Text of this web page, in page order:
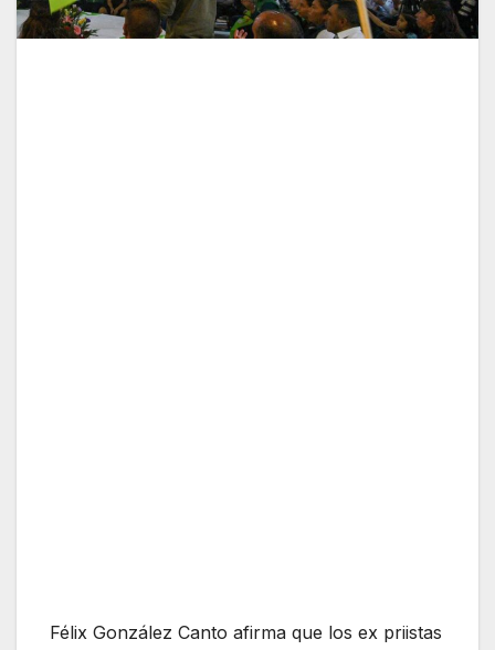
Félix González Canto afirma que los ex priistas